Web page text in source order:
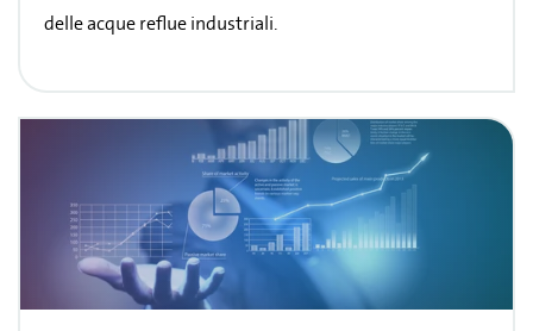
delle acque reflue industriali.